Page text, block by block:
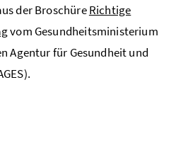
der BroschüreRichtige
vom Gesundheitsministerium
Agentur für Gesundheit und